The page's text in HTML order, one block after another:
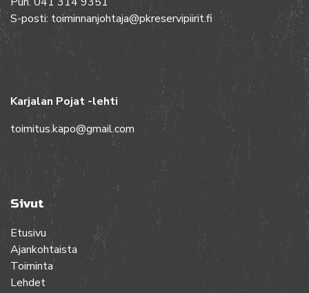
S-posti: toiminnanjohtaja@pkreservipiirit.fi
Karjalan Pojat -lehti
toimitus.kapo@gmail.com
Sivut
Etusivu
Ajankohtaista
Toiminta
Lehdet